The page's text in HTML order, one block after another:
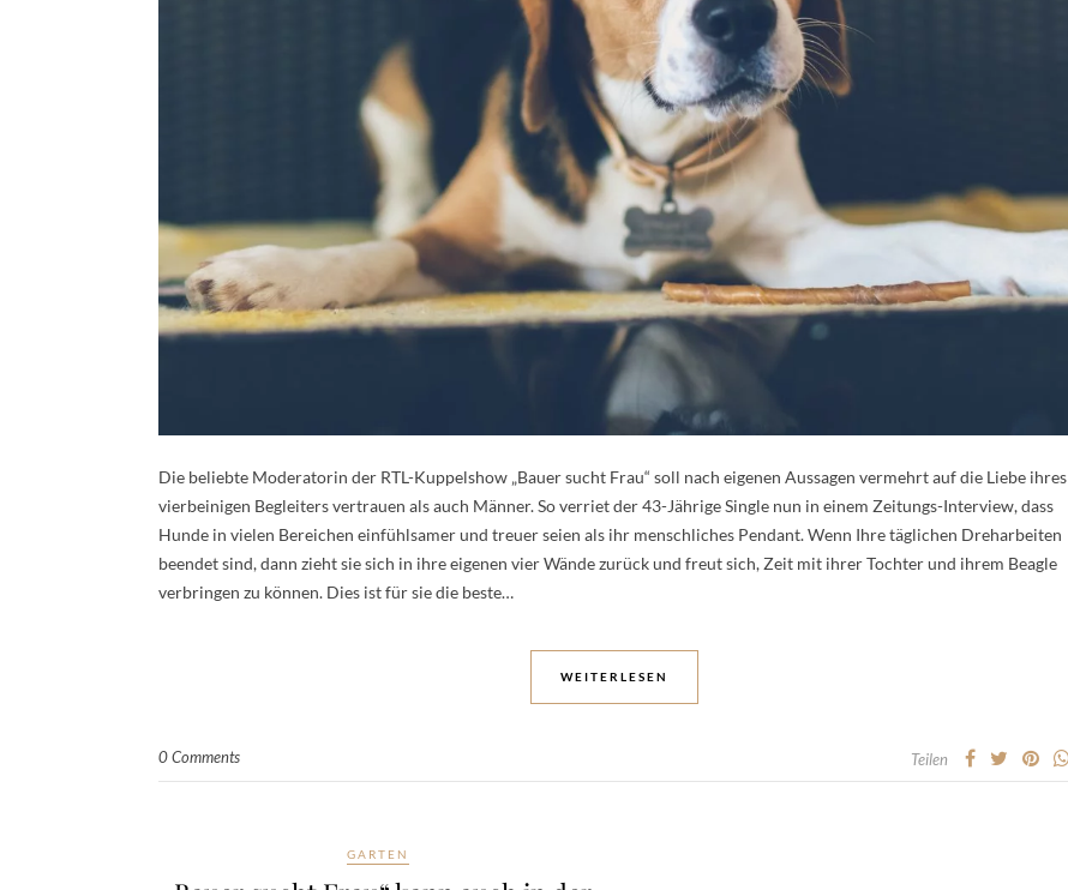
Die beliebte Moderatorin der RTL-Kuppelshow „Bauer sucht Frau“ soll nach eigenen Aussagen vermehrt auf die Liebe ihres
vierbeinigen Begleiters vertrauen als auch Männer. So verriet der 43-Jährige Single nun in einem Zeitungs-Interview, dass
Hunde in vielen Bereichen einfühlsamer und treuer seien als ihr menschliches Pendant. Wenn Ihre täglichen Dreharbeiten
beendet sind, dann zieht sie sich in ihre eigenen vier Wände zurück und freut sich, Zeit mit ihrer Tochter und ihrem Beagle
verbringen zu können. Dies ist für sie die beste…
WEITERLESEN
0 Comments Teilen
GARTEN